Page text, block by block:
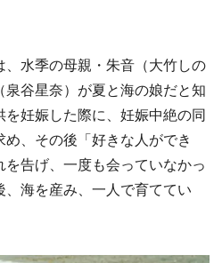
水季の母親・朱音（大竹しの
谷星奈）が夏と海の娘だと知
妊娠した際に、妊娠中絶の同
、その後「好きな人ができ
告げ、一度も会っていなかっ
海を産み、一人で育ててい